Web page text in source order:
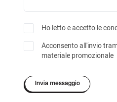
Ho letto e accetto le
Acconsento all'invio
materiale promozionale
Invia messaggio